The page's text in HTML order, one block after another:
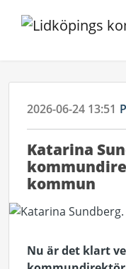
2026-06-24 13:51
Katarina
kommun
Nu är det klart